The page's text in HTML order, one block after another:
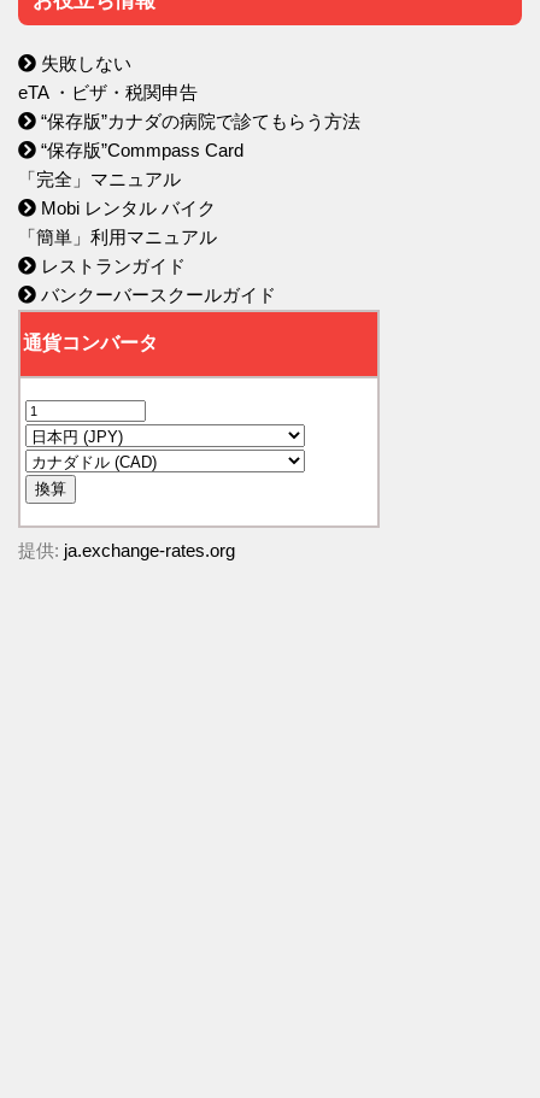
失敗しない
eTA ・ビザ・税関申告
“保存版”カナダの病院で診てもらう方法
“保存版”Commpass Card
「完全」マニュアル
Mobi レンタル バイク
「簡単」利用マニュアル
レストランガイド
バンクーバースクールガイド
提供: ja.exchange-rates.org